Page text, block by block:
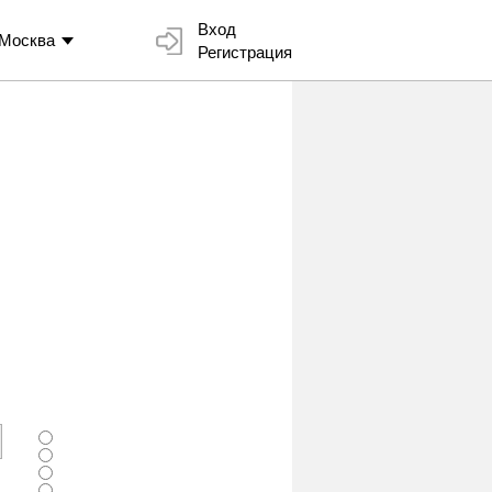
Вход
Регистрация